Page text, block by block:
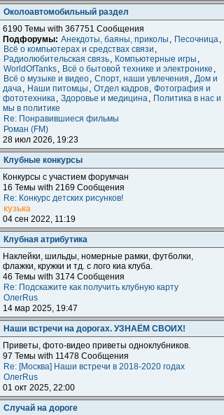
Околоавтомобильный раздел
6190 Темы with 367751 Сообщения
Подфорумы: Анекдоты, баяны, приколы , Песочница,
Всё о компьютерах и средствах связи ,
Радиолюбительская связь, Компьютерные игры ,
WorldOfTanks, Всё о бытовой технике и электронике ,
Всё о музыке и видео, Спорт, наши увлечения , Дом и
дача, Наши питомцы , Отдел кадров, Фотография и
фототехника, Здоровье и медицина, Политика в нас и
мы в политике
Re: Понравившиеся фильмы
Роман (FM)
28 июл 2026, 19:23
Клубные конкурсы
Конкурсы с участием форумчан
16 Темы with 2169 Сообщения
Re: Конкурс детских рисунков!
кузька
04 сен 2022, 11:19
Клубная атрибутика
Наклейки, шильды, номерные рамки, футболки,
флажки, кружки и тд. с лого киа клуба.
46 Темы with 3174 Сообщения
Re: Подскажите как получить клубную карту
ОлегRus
14 мар 2025, 19:47
Наши встречи на дорогах. УЗНАЁМ СВОИХ!
Приветы, фото-видео приветы одноклубников.
97 Темы with 11478 Сообщения
Re: [Москва] Наши встречи в 2018-2020 годах
ОлегRus
01 окт 2025, 22:00
Случай на дороге